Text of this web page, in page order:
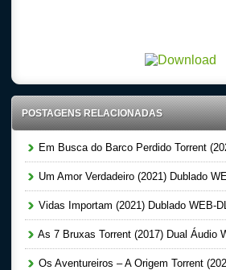
POSTAGENS RELACIONADAS
Em Busca do Barco Perdido Torrent (2021)
Um Amor Verdadeiro (2021) Dublado
Vidas Importam (2021) Dublado WEB-
As 7 Bruxas Torrent (2017) Dual Áudio
Os Aventureiros – A Origem Torrent (2023)